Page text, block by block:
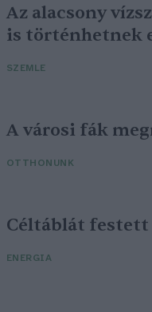
Az alacsony
is történhetnek
SZEMLE
A városi fák
OTTHONUNK
Céltáblát festett
ENERGIA